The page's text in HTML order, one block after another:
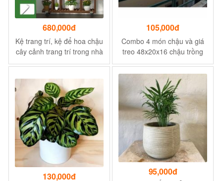
680,000đ
Kệ trang trí, kệ để hoa chậu
cây cảnh trang trí trong nhà
có bánh xe di chuyển
105,000đ
Combo 4 món chậu và giá
treo 48x20x16 chậu trồng
cây hoa, giá sắt treo ban
công
130,000đ 95,000đ